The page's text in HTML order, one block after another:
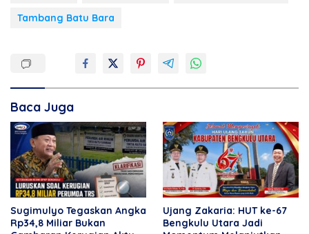
Tambang Batu Bara
Baca Juga
Sugimulyo Tegaskan Angka
Rp34,8 Miliar Bukan
Ujang Zakaria: HUT ke-67
Bengkulu Utara Jadi